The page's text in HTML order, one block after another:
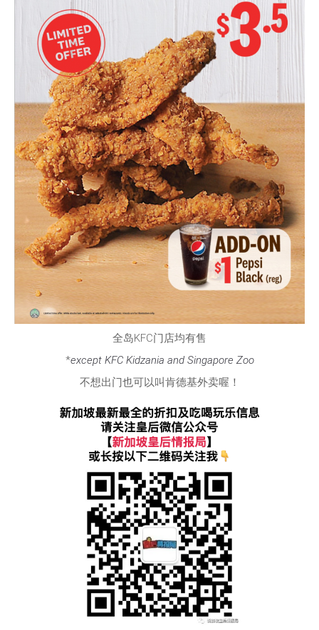
全岛KFC门店均有售
*except KFC Kidzania and Singapore Zoo
不想出门也可以叫肯德基外卖喔！